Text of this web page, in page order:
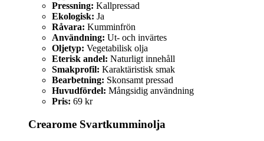
Pressning: Kallpressad
Ekologisk: Ja
Råvara: Kumminfrön
Användning: Ut- och invärtes
Oljetyp: Vegetabilisk olja
Eterisk andel: Naturligt innehåll
Smakprofil: Karaktäristisk smak
Bearbetning: Skonsamt pressad
Huvudfördel: Mångsidig användning
Pris: 69 kr
Crearome Svartkumminolja